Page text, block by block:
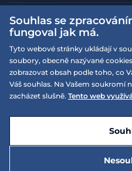
Jak nakupovat
Nejčastější dotazy
Doprava a platba
Vrácení a výměna zboží
Reklamace
Velikostní tabulky
Více informací
Obchodní podmínky
Podmínky EQS
On-line katalogy
Dotace
Zásady ochrany
Naše prodejny
EQS Rudná
EQS Praha 9 - Letňany
Nyní otevřeno
E-shop vytvořila a technicky
Souhlas se
fungoval jak má.
Tyto webové stránky ukládají v
soubory, obecně nazývané
zobrazovat obsah podle toho, co
Váš souhlas. Na Vašem soukromí
zacházet slušně. Tento web